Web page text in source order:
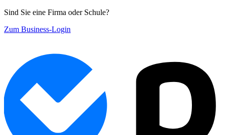
Sind Sie eine Firma oder Schule?
Zum Business-Login